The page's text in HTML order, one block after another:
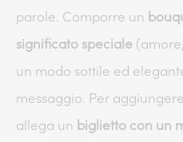
parole. Comporre un
significato speciale
un modo sottile ed
messaggio. Per
allega un biglietto con un